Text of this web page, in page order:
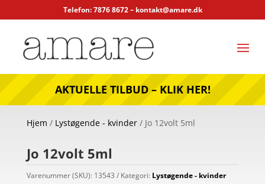
Telefon: 7876 8672 – kontakt@amare.dk
AKTUELLE TILBUD – KLIK HER!
Hjem / Lystøgende - kvinder/ Jo 12volt 5ml
Jo 12volt 5ml
Varenummer (SKU): 13543 Kategori: Lystøgende - kvinder